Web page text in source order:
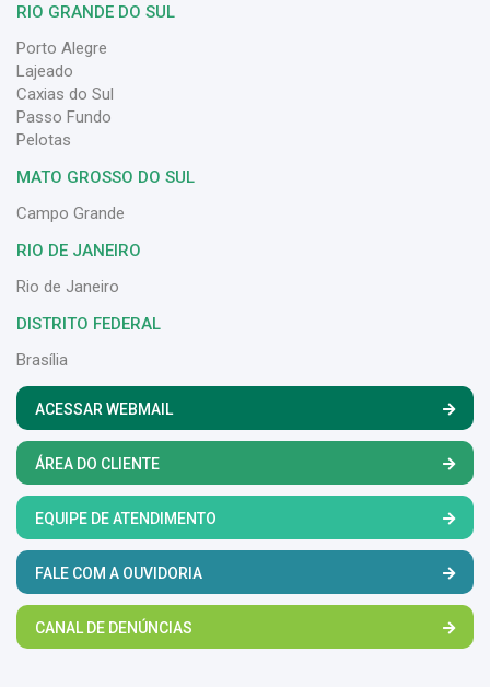
RIO GRANDE DO SUL
Porto Alegre
Lajeado
Caxias do Sul
Passo Fundo
Pelotas
MATO GROSSO DO SUL
Campo Grande
RIO DE JANEIRO
Rio de Janeiro
DISTRITO FEDERAL
Brasília
ACESSAR WEBMAIL
ÁREA DO CLIENTE
EQUIPE DE ATENDIMENTO
FALE COM A OUVIDORIA
CANAL DE DENÚNCIAS